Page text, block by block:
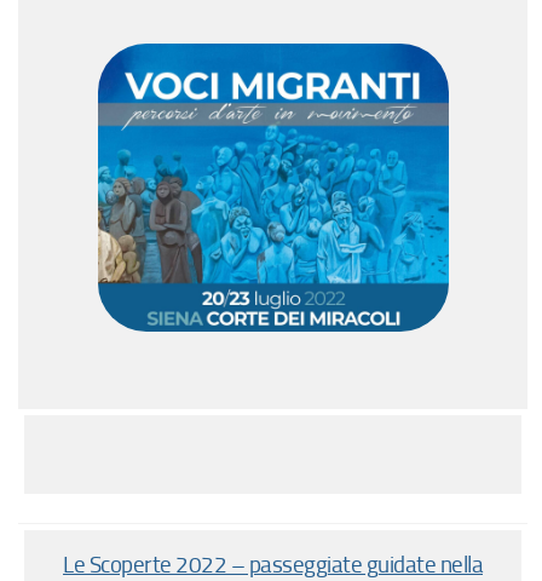
Le Scoperte 2022 – passeggiate guidate nella